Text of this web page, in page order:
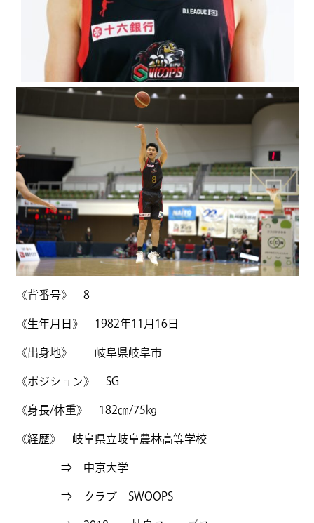
《背番号》 8
《生年月日》 1982年11月16日
《出身地》 岐阜県岐阜市
《ポジション》 SG
《身長/体重》 182㎝/75㎏
《経歴》 岐阜県立岐阜農林高等学校
⇒ 中京大学
⇒ クラブ SWOOPS